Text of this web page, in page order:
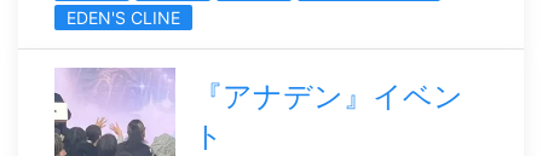
EDEN'S CLINE
『アナデン』イベン
ト